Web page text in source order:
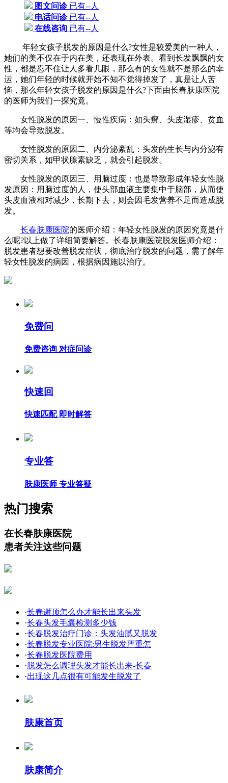
图文问诊已有--人
电话问诊已有--人
在线咨询 已有--人
年轻女孩子脱发的原因是什么?女性是较爱美的一种人，
她们的美不仅在于内在美，还表现在外表。看到长发飘飘的女
性，都是忍不住让人多看几眼，那么有的女性就不是那么的幸
运，她们年轻的时候就开始不知不觉得掉发了，真是让人苦
恼，那么年轻女孩子脱发的原因是什么?下面由长春肤康医院
的医师为我们一探究竟。
女性脱发的原因一、慢性疾病：如头癣、头皮湿疹、贫血
等均会导致脱发。
女性脱发的原因二、内分泌紊乱：头发的生长与内分泌有
密切关系，如甲状腺素缺乏，就会引起脱发。
女性脱发的原因三、用脑过度：也是导致形成年轻女性脱
发原因：用脑过度的人，使头部血液主要集中于脑部，从而使
头皮血液相对减少，长期下去，则会因毛发营养不足而造成脱
发。
长春肤康医院的医师介绍：年轻女性脱发的原因究竟是什
么呢?以上做了详细简要解答。长春肤康医院脱发医师介绍：
脱发患者想要改善脱发症状，彻底治疗脱发的问题，需了解年
轻女性脱发的病因，根据病因施以治疗。
免费问
免费咨询 对症问诊
快速回
快速匹配 即时解答
专业答
肤康医师 专业答疑
热门搜索
在长春肤康医院
患者关注这些问题
·长春谢顶怎么办才能长出来头发
·长春头发毛囊检测多少钱
·长春脱发治疗门诊：头发油腻又脱发
·长春脱发专业医院:男生脱发严重怎
·长春脱发医院费用
·脱发怎么调理头发才能长出来-长春
·出现这几点很有可能发生脱发了
肤康首页
肤康简介